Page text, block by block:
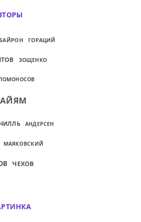
ДО
БАЙРОН ГОРАЦИЙ
ЗОЩЕНКО
АНДЕРСЕН
МАЯКОВСКИЙ
ЧЕХОВ